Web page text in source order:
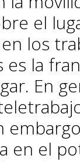
el
los
es la
En
en el